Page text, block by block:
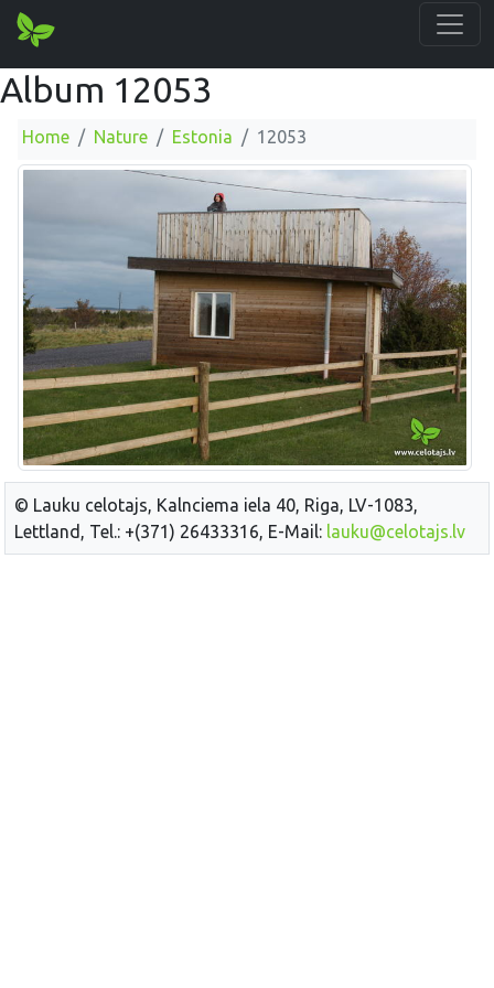
Album 12053
Home Nature Estonia 12053
© Lauku celotajs, Kalnciema iela 40, Riga, LV-1083,
Lettland, Tel.: +(371) 26433316, E-Mail: lauku@celotajs.lv